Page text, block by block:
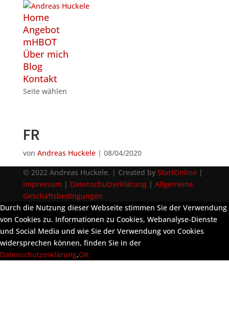
Home
Angebot
mHBOT
Über mich
Blog
Kontakt
Seite wählen
FR
von Andreas Huckele| 08/04/2020
© 2022 Andreas Huckele. | Created by StartOnline|
Impressum | Datenschutzerklärung| Allgemeine
Geschäftsbedingungen
Durch die Nutzung dieser Webseite stimmen Sie der Verwendung
von Cookies zu. Informationen zu Cookies, Webanalyse-Dienste
und Social Media und wie Sie der Verwendung von Cookies
widersprechen können, finden Sie in der
Datenschutzerklärung.OK